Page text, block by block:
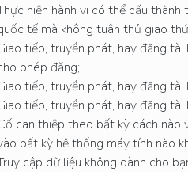
hiện hành vi có thể cấu
tế mà không tuân thủ giao
tiếp, truyền phát, hay đăng
phép đăng;
tiếp, truyền phát, hay đăng
tiếp, truyền phát, hay đăng
can thiệp theo bất kỳ cách nào
bất kỳ hệ thống máy tính nào
cập dữ liệu không dành cho